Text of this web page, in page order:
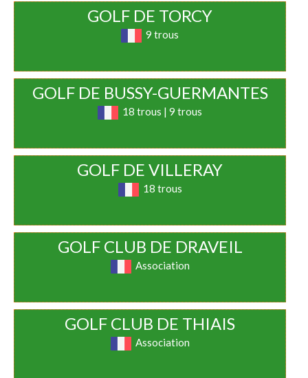
GOLF DE TORCY
9 trous
GOLF DE BUSSY-GUERMANTES
18 trous | 9 trous
GOLF DE VILLERAY
18 trous
GOLF CLUB DE DRAVEIL
Association
GOLF CLUB DE THIAIS
Association